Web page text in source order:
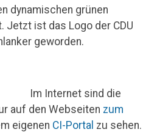
dynamischen grünen
ist das Logo der CDU
geworden.
Im Internet sind die
auf den Webseiten zum
eigenen CI-Portal zu sehen.